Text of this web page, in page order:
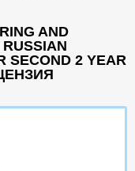
AND
SECOND 2 YEAR